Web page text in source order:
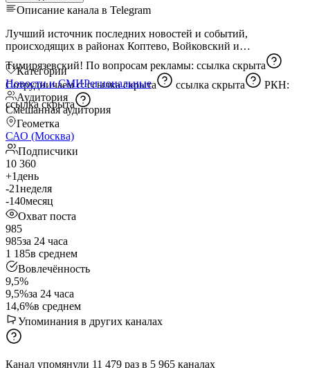
Описание канала в Telegram
Лучший источник последних новостей и событий,
происходящих в районах Коптево, Войковский и
Тимирязевский! По вопросам рекламы: ссылка скрыта
Сотрудничаем с:ссылка скрыта ссылка скрыта
РКН:
ссылка скрыта
Категории
Новости и СМИРегиональные
Аудитория
Смешанная аудитория
Геометка
САО (Москва)
Подписчики
10 360
+1 день
-21неделя
-140месяц
Охват поста
985
985за 24 часа
1 185в среднем
Вовлечённость
9,5%
9,5%за 24 часа
14,6%в среднем
Упоминания в других каналах
Канал упомянули 11 479 раз в 5 965 каналах